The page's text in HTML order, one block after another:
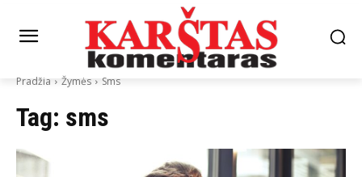
Pradžia Žymės Sms
Tag: sms